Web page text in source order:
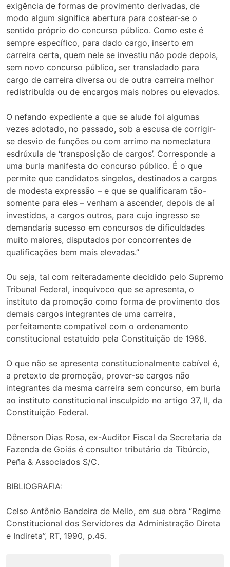
exigência de formas de provimento derivadas, de
modo algum significa abertura para costear-se o
sentido próprio do concurso público. Como este é
sempre específico, para dado cargo, inserto em
carreira certa, quem nele se investiu não pode depois,
sem novo concurso público, ser transladado para
cargo de carreira diversa ou de outra carreira melhor
redistribuída ou de encargos mais nobres ou elevados.
O nefando expediente a que se alude foi algumas
vezes adotado, no passado, sob a escusa de corrigir-
se desvio de funções ou com arrimo na nomeclatura
esdrúxula de ‘transposição de cargos’. Corresponde a
uma burla manifesta do concurso público. É o que
permite que candidatos singelos, destinados a cargos
de modesta expressão – e que se qualificaram tão-
somente para eles – venham a ascender, depois de aí
investidos, a cargos outros, para cujo ingresso se
demandaria sucesso em concursos de dificuldades
muito maiores, disputados por concorrentes de
qualificações bem mais elevadas.”
Ou seja, tal com reiteradamente decidido pelo Supremo
Tribunal Federal, inequívoco que se apresenta, o
instituto da promoção como forma de provimento dos
demais cargos integrantes de uma carreira,
perfeitamente compatível com o ordenamento
constitucional estatuído pela Constituição de 1988.
O que não se apresenta constitucionalmente cabível é,
a pretexto de promoção, prover-se cargos não
integrantes da mesma carreira sem concurso, em burla
ao instituto constitucional insculpido no artigo 37, II, da
Constituição Federal.
Dênerson Dias Rosa, ex-Auditor Fiscal da Secretaria da
Fazenda de Goiás é consultor tributário da Tibúrcio,
Peña & Associados S/C.
BIBLIOGRAFIA:
Celso Antônio Bandeira de Mello, em sua obra “Regime
Constitucional dos Servidores da Administração Direta
e Indireta”, RT, 1990, p.45.